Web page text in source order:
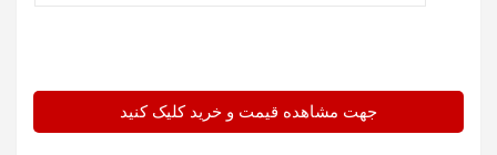
جهت مشاهده قیمت و خرید کلیک کنید